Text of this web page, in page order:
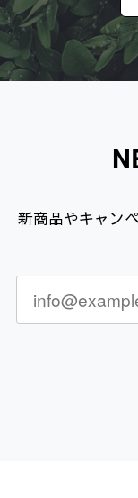
新商品やキャン